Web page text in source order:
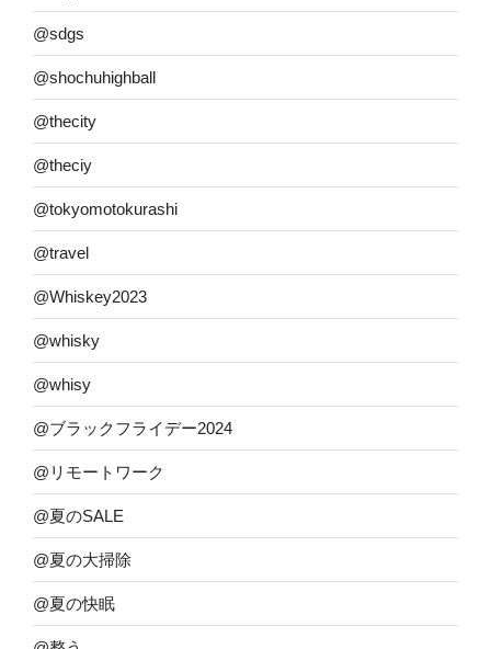
@sdgs
@shochuhighball
@thecity
@theciy
@tokyomotokurashi
@travel
@Whiskey2023
@whisky
@whisy
@ブラックフライデー2024
@リモートワーク
@夏のSALE
@夏の大掃除
@夏の快眠